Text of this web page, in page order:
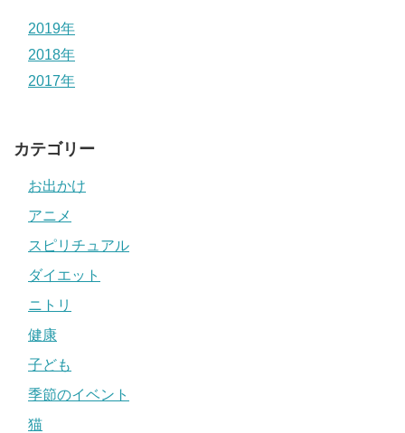
2019年
2018年
2017年
カテゴリー
お出かけ
アニメ
スピリチュアル
ダイエット
ニトリ
健康
子ども
季節のイベント
猫